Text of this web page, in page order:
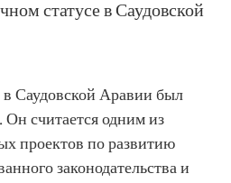
статусе в Саудовской
в Саудовской Аравии был
Он считается одним из
проектов по развитию
законодательства и